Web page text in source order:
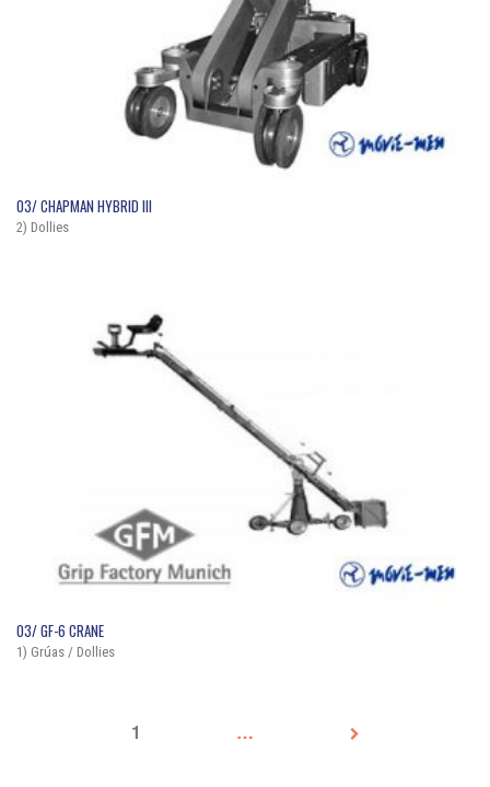
03/ CHAPMAN HYBRID III
2) Dollies
03/ GF-6 CRANE
1) Grúas / Dollies
1 …